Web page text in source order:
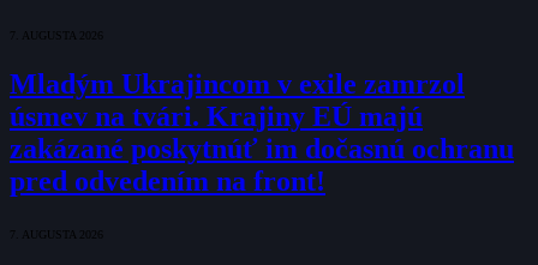
7. AUGUSTA 2026
Mladým Ukrajincom v exile zamrzol
úsmev na tvári. Krajiny EÚ majú
zakázané poskytnúť im dočasnú ochranu
pred odvedením na front!
7. AUGUSTA 2026